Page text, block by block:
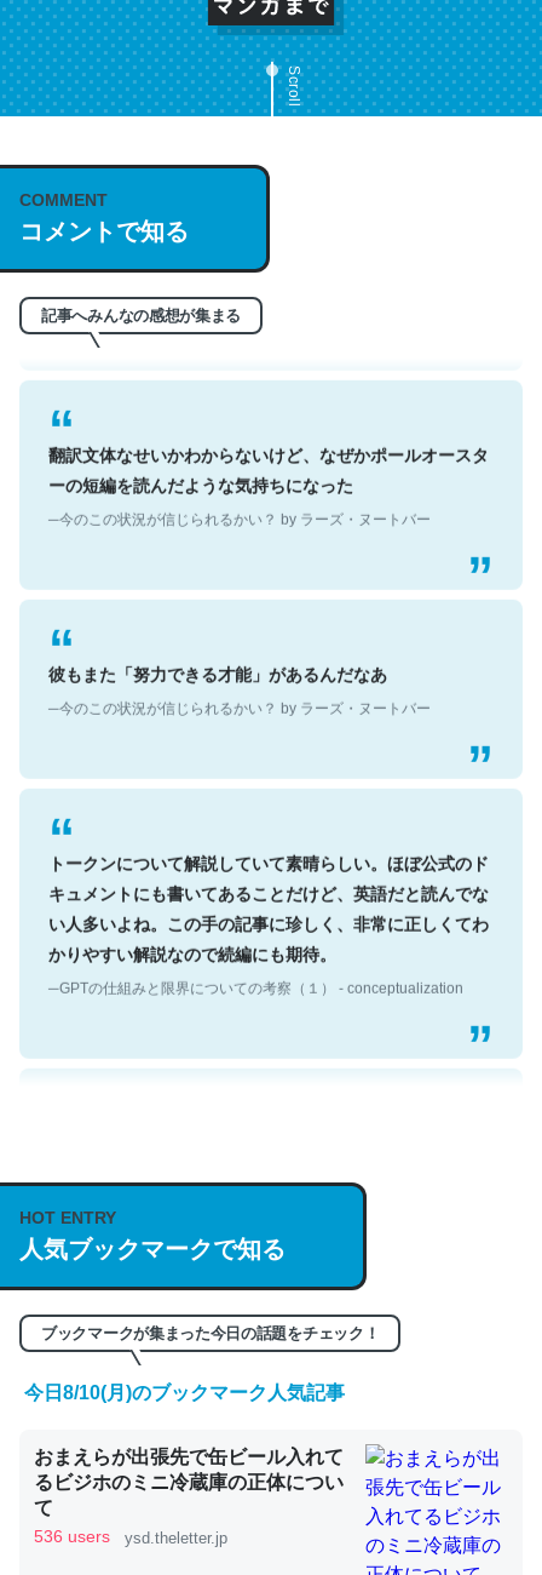
Scroll
COMMENT
コメントで知る
記事へみんなの感想が集まる
これは名文。彼はとてもクレバーなんだろうなと凄く思
う。英語少しでも読める人は原文もお勧め。自分はこの流
れ好き。Let’s Fucking Go. Then Covid hit. Shit.
翻訳文体なせいかわからないけど、なぜかポールオースタ
ーの短編を読んだような気持ちになった
─今のこの状況が信じられるかい？ by ラーズ・ヌートバー
彼もまた「努力できる才能」があるんだなあ
─今のこの状況が信じられるかい？ by ラーズ・ヌートバー
トークンについて解説していて素晴らしい。ほぼ公式のド
キュメントにも書いてあることだけど、英語だと読んでな
い人多いよね。この手の記事に珍しく、非常に正しくてわ
かりやすい解説なので続編にも期待。
─GPTの仕組みと限界についての考察（１） - conceptualization
https://isobe324649.hatenablog.com/entry/2023/03/27
/064121
─GPTの仕組みと限界についての考察（１） - conceptualization
くらい。小説でいう「ずっと前の伏線」は回収されないけ
ど、短期記憶というには多い分量。進化すればするほど分
かりやすく強くなりそう
─GPTの仕組みと限界についての考察（１） - conceptualization
HOT ENTRY
人気ブックマークで知る
ブックマークが集まった今日の話題をチェック！
今日8/10(月)のブックマーク人気記事
おまえらが出張先で缶ビール入れて
るビジホのミニ冷蔵庫の正体につい
て
536 users ysd.theletter.jp